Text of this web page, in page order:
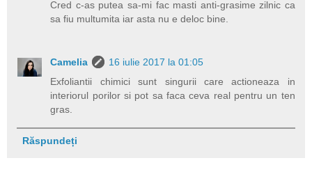
Cred c-as putea sa-mi fac masti anti-grasime zilnic ca
sa fiu multumita iar asta nu e deloc bine.
Camelia
16 iulie 2017 la 01:05
Exfoliantii chimici sunt singurii care actioneaza in
interiorul porilor si pot sa faca ceva real pentru un ten
gras.
Răspundeți